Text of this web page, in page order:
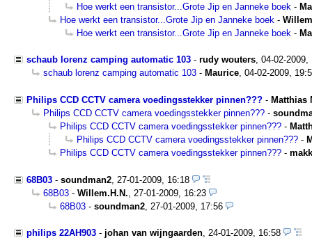
Hoe werkt een transistor...Grote Jip en Janneke boek -
Hoe werkt een transistor...Grote Jip en Janneke boek -
Hoe werkt een transistor...Grote Jip en Janneke boek -
schaub lorenz camping automatic 103 - rudy wouters, 04-02-
schaub lorenz camping automatic 103 - Maurice, 04-02-2009,
Philips CCD CCTV camera voedingsstekker pinnen??? - Matthias
Philips CCD CCTV camera voedingsstekker pinnen??? -
Philips CCD CCTV camera voedingsstekker pinnen??? -
Philips CCD CCTV camera voedingsstekker pinnen??? -
Philips CCD CCTV camera voedingsstekker pinnen??? -
68B03 - soundman2 27-01-2009, 16:18
68B03 - Willem.H.N.
27-01-2009, 16:23
68B03 - soundman2 27-01-2009, 17:56
philips 22AH903 - johan van wijngaarden, 24-01-2009, 16:58